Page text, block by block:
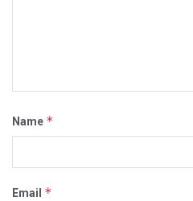
Name *
Email *